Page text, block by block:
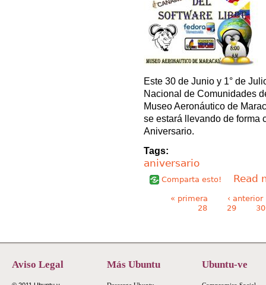
Este 30 de Junio y 1° de
Nacional de Comunidades
Museo Aeronáutico de
se estará llevando de forma
Aniversario.
Tags:
aniversario
Comparta esto!
Read
Páginas« primera
‹ anterior
28
29 30
Aviso Legal Más Ubuntu Ubuntu-ve